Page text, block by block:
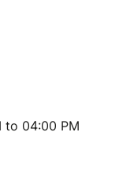
to 04:00 PM